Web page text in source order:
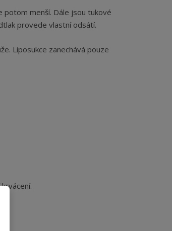
menší. Dále jsou tukové
provede vlastní odsátí.
Liposukce zanechává pouze